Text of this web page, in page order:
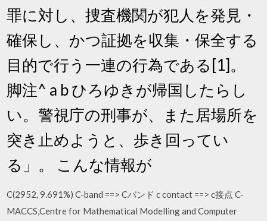
罪に対し、捜査機関が犯人を発見・
確保し、かつ証拠を収集・保全する
目的で行う一連の行為である[1]。
脚注^ a b ひろゆきが帰国したらし
い。警視庁の刑事が、また居場所を
突き止めようと、歩き回ってい
る」。 こんな情報が
C(2952, 9.691%) C-band ==> Cバンド c contact ==> c接点 C-
MACCS,Centre for Mathematical Modelling and Computer